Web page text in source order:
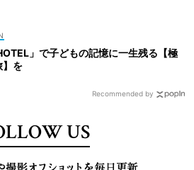
」で子どもの記憶に一生残る【極
】を
Recommended by
US